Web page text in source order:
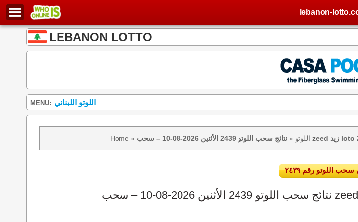
lebanon-
LEBANON LOTTO
MENU: اللوتو اللبناني
Home » اللوتو »
نتائج سحب اللوتو 2439 الأثنين 2026-08-10 – سحب zeed زيد loto 2439 loto 2439 نتيجة اللوتو الأثنين – سحب اللوتو